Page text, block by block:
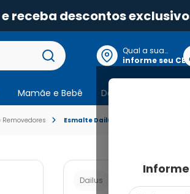
receba descontos
Qual a sua
localização?
informe seu CEP
Mamãe e Bebê Dermocosmeticos
Esmalte Dailus Top Coat Era Glitter
Dailus